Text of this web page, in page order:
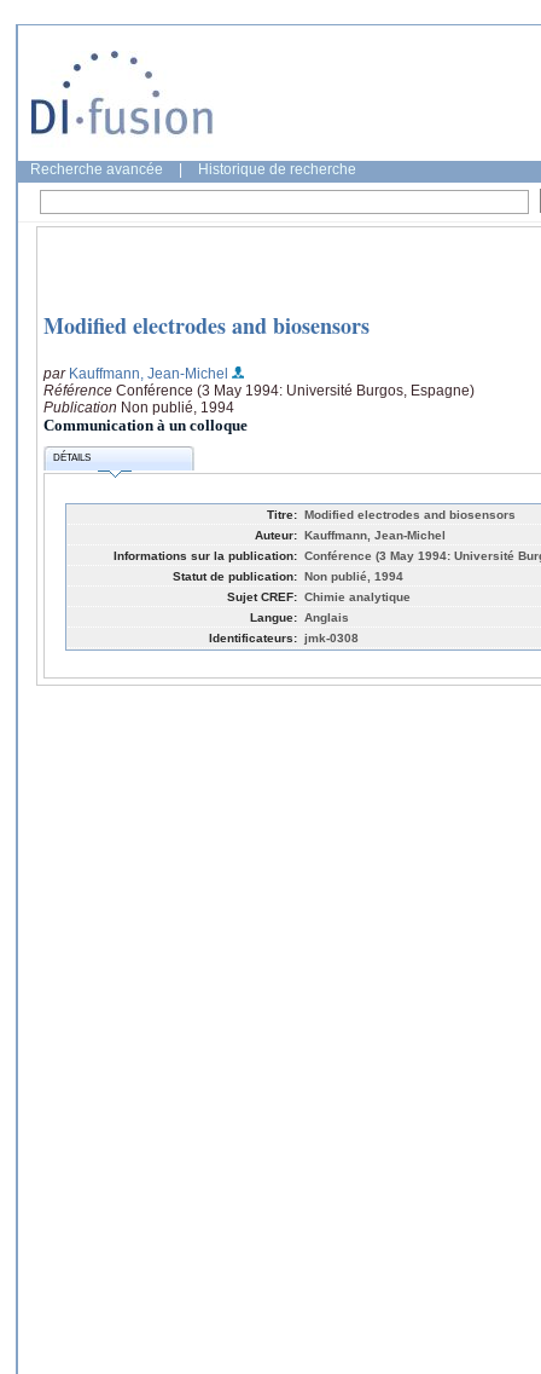
Recherche avancée Historique de recherche
Modified electrodes and biosensors
par Kauffmann, Jean-Michel
Référence Conférence (3 May 1994: Université Burgos, Espagne)
Publication Non publié, 1994
Communication à un colloque
DÉTAILS
Titre: Modified electrodes and biosensors
Auteur: Kauffmann, Jean-Michel
Informations sur la publication: Conférence (3 May 1994: Université
Statut de publication: Non publié, 1994
Sujet CREF: Chimie analytique
Langue: Anglais
Identificateurs: jmk-0308